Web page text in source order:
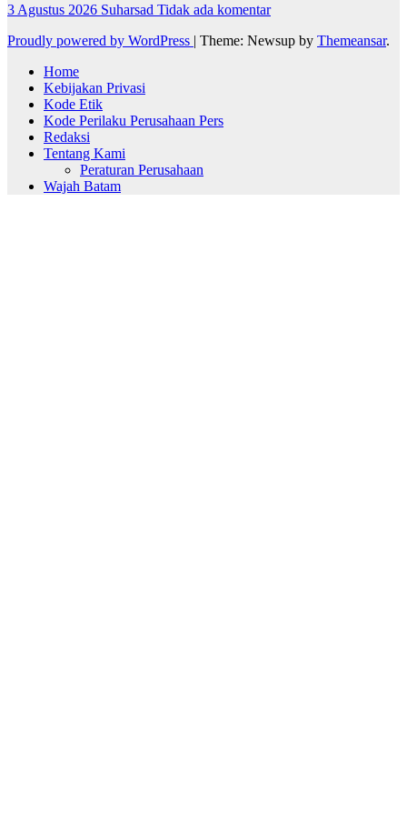
3 Agustus 2026 Suharsad Tidak ada komentar
Proudly powered by WordPress | Theme: Newsup by Themeansar.
Home
Kebijakan Privasi
Kode Etik
Kode Perilaku Perusahaan Pers
Redaksi
Tentang Kami
Peraturan Perusahaan
Wajah Batam